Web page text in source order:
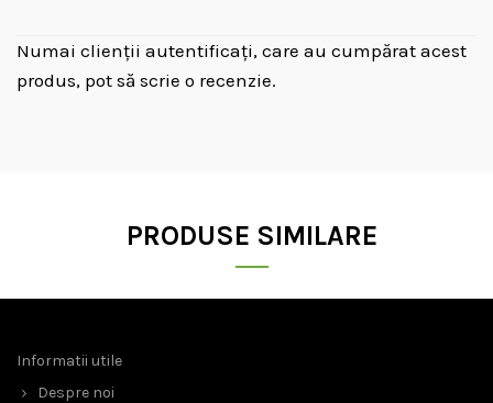
Numai clienții autentificați, care au cumpărat acest
produs, pot să scrie o recenzie.
PRODUSE SIMILARE
Informatii utile
Despre noi